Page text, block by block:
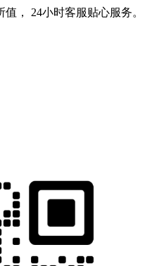
， 24小时客服贴心服务。